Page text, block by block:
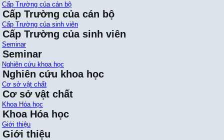
Cấp Trường của cán bộ
Cấp Trường của cán bộ
Cấp Trường của sinh viên
Cấp Trường của sinh viên
Seminar
Seminar
Nghiên cứu khoa học
Nghiên cứu khoa học
Cơ sở vật chất
Cơ sở vật chất
Khoa Hóa học
Khoa Hóa học
Giới thiệu
Giới thiệu